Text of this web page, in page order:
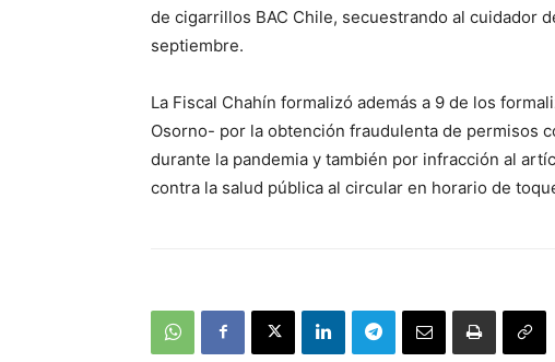
de cigarrillos BAC Chile, secuestrando al cuidador
septiembre.
La Fiscal Chahín formalizó además a 9 de los
Osorno- por la obtención fraudulenta de permisos
durante la pandemia y también por infracción al
contra la salud pública al circular en horario de